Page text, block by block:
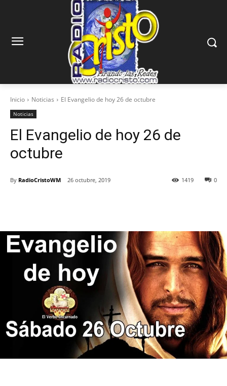
Inicio Noticias El Evangelio de hoy 26 de octubre
Noticias
El Evangelio de hoy 26 de
octubre
By RadioCristoWM 26 octubre, 2019 0
1419